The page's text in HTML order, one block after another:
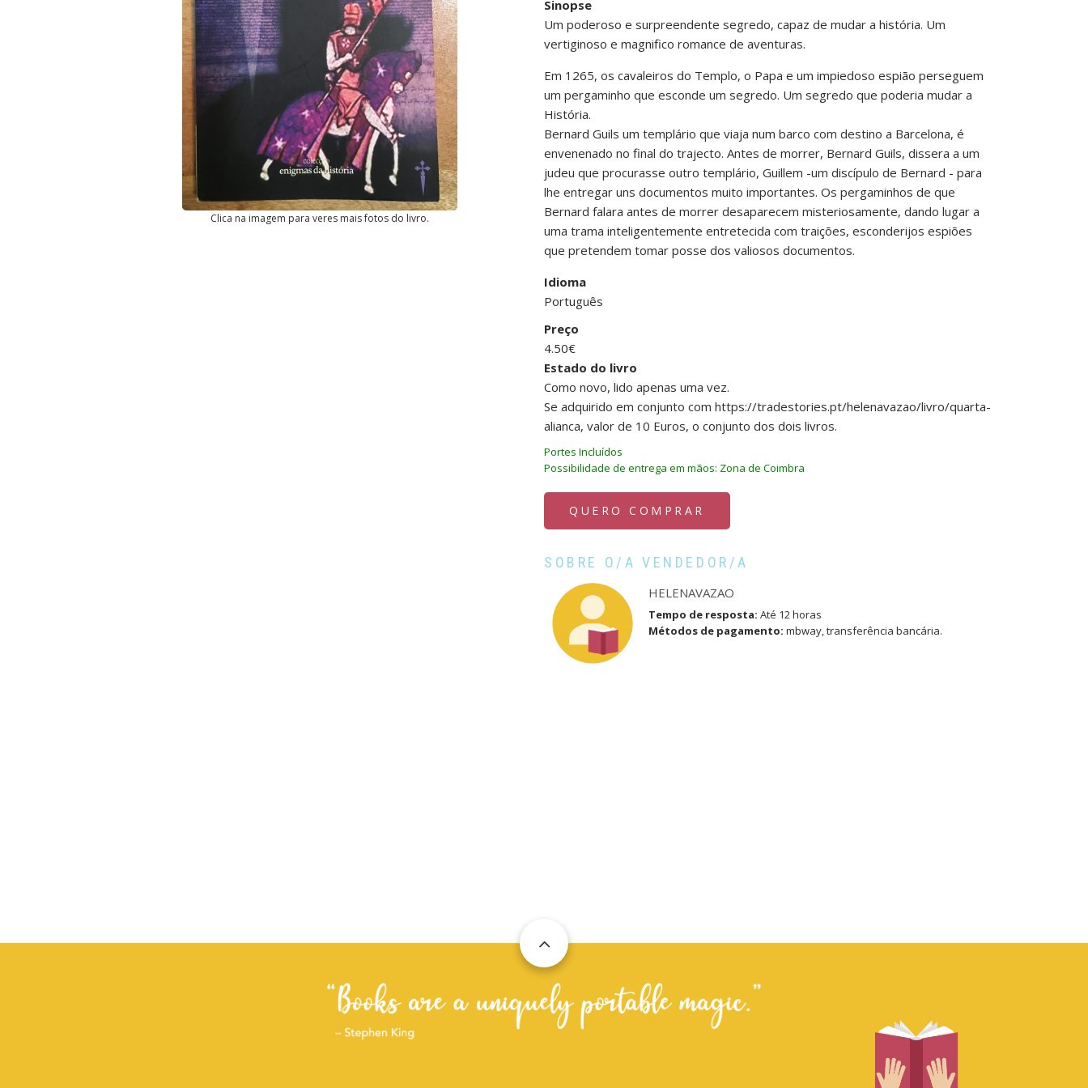
Clica na imagem para veres mais fotos do livro.
Sinopse
Um poderoso e surpreendente segredo, capaz de mudar a história. Um
vertiginoso e magnifico romance de aventuras.
Em 1265, os cavaleiros do Templo, o Papa e um impiedoso espião perseguem
um pergaminho que esconde um segredo. Um segredo que poderia mudar a
História.
Bernard Guils um templário que viaja num barco com destino a Barcelona, é
envenenado no final do trajecto. Antes de morrer, Bernard Guils, dissera a um
judeu que procurasse outro templário, Guillem -um discípulo de Bernard - para
lhe entregar uns documentos muito importantes. Os pergaminhos de que
Bernard falara antes de morrer desaparecem misteriosamente, dando lugar a
uma trama inteligentemente entretecida com traições, esconderijos espiões
que pretendem tomar posse dos valiosos documentos.
Idioma
Português
Preço
4.50€
Estado do livro
Como novo, lido apenas uma vez.
Se adquirido em conjunto com https://tradestories.pt/helenavazao/livro/quarta-
alianca, valor de 10 Euros, o conjunto dos dois livros.
Portes Incluídos
Possibilidade de entrega em mãos: Zona de Coimbra
QUERO COMPRAR
SOBRE O/A VENDEDOR/A
HELENAVAZAO
Tempo de resposta: Até 12 horas
Métodos de pagamento: mbway, transferência bancária.